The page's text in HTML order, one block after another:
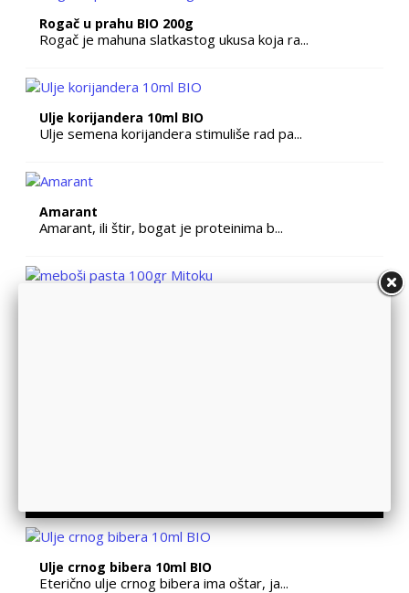
Rogač u prahu BIO 200g
Rogač je mahuna slatkastog ukusa koja ra...
Ulje korijandera 10ml BIO
Ulje semena korijandera stimuliše rad pa...
Amarant
Amarant, ili štir, bogat je proteinima b...
Ulje crnog bibera 10ml BIO
Eterično ulje crnog bibera ima oštar, ja...